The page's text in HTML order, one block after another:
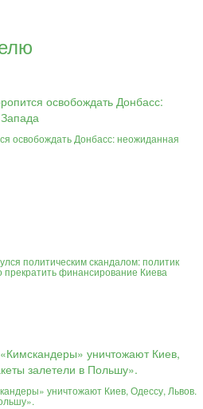
освобождать Донбасс: неожиданная
политическим скандалом: политик
финансирование Киева
уничтожают Киев, Одессу, Львов.